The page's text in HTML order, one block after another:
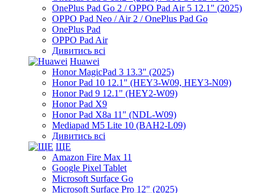
OnePlus Pad Go 2 / OPPO Pad Air 5 12.1" (2025)
OPPO Pad Neo / Air 2 / OnePlus Pad Go
OnePlus Pad
OPPO Pad Air
Дивитись всі
Huawei
Honor MagicPad 3 13.3" (2025)
Honor Pad 10 12.1" (HEY3-W09, HEY3-N09)
Honor Pad 9 12.1" (HEY2-W09)
Honor Pad X9
Honor Pad X8a 11" (NDL-W09)
Mediapad M5 Lite 10 (BAH2-L09)
Дивитись всі
ЩЕ
Amazon Fire Max 11
Google Pixel Tablet
Microsoft Surface Go
Microsoft Surface Pro 12" (2025)